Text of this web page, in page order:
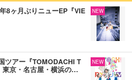
8ヶ月ぶりニューEP『VIE
NEW
ツアー『TOMODACHI T
京・名古屋・横浜の…
NEW